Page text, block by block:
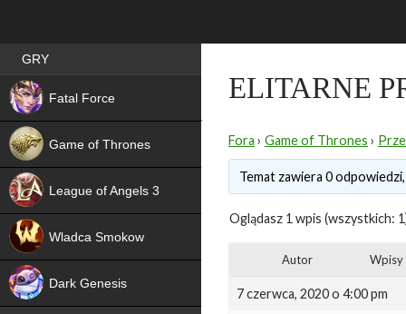
ELITARNE
Fora › Game of Thrones ›
Temat zawiera 0
Oglądasz 1 wpis (wszystkich:
Autor Wpisy
7 czerwca, 2020 o 4:00 pm
Best RPG games in Poland
GRY
Fatal Force
Game of Thrones
League of Angels 3
Wladca Smokow
Dark Genesis